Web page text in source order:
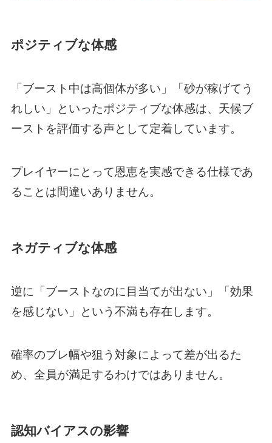
ポジティブな体感
「ブースト中は高個体が多い」「砂が稼げてう
れしい」といったポジティブな体感は、天候ブ
ーストを評価する声として定着しています。
プレイヤーにとって恩恵を実感できる仕様であ
ることは間違いありません。
ネガティブな体感
逆に「ブーストなのに目当てが出ない」「効果
を感じない」という不満も存在します。
確率のブレ幅や狙う対象によって差が出るた
め、全員が満足するわけではありません。
認知バイアスの影響